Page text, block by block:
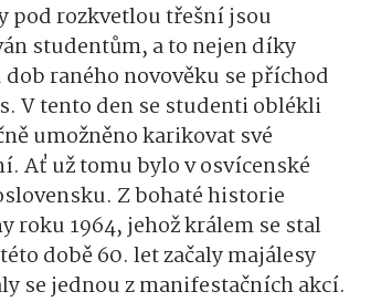
pod rozkvetlou třešní jsou
studentům, a to nejen díky
raného novověku se příchod
V tento den se studenti oblékli
umožněno karikovat své
Ať už tomu bylo v osvícenské
Z bohaté historie
roku 1964, jehož králem se stal
době 60. let začaly majálesy
se jednou z manifestačních akcí.